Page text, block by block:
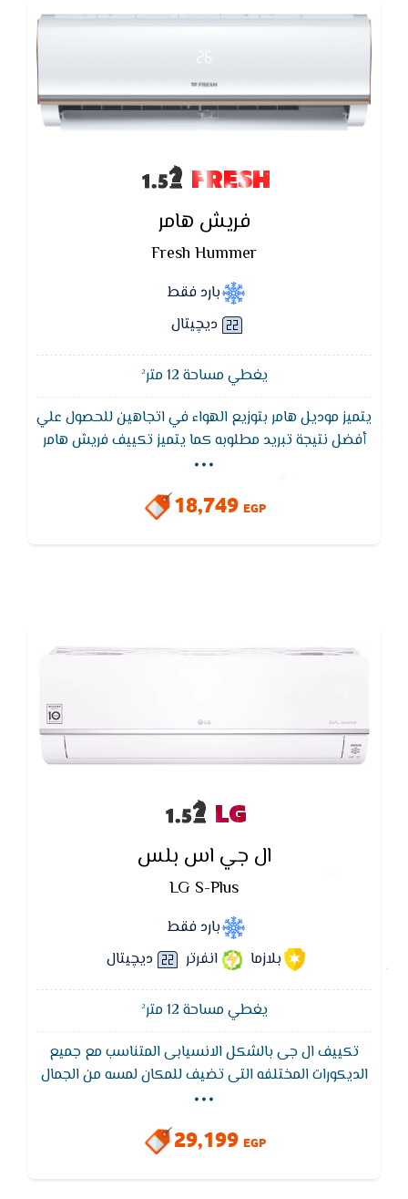
FRESH
فريش هامر
Fresh Hummer
بارد فقط
ديچيتال
يغطي مساحة 12 متر²
يتميز موديل هامر بتوزيع الهواء في اتجاهين للحصول علي
أفضل نتيجة تبريد مطلوبه كما يتميز تكييف فريش هامر
بضمان 5 سنوات من مصنع فريش,خاصية التشغيل
التيار الكهربائى و لكن هذا يحدث أذا كان التكييف يعمل
...
18,749 EGP
LG
ال جي اس بلس
LG S-Plus
بارد فقط
بلازما
انفرتر ديچيتال
يغطي مساحة 12 متر²
تكييف ال جى بالشكل الانسيابى المتناسب مع جميع
الديكورات المختلفه التى تضيف للمكان لمسه من الجمال
,يتميز تكييف ال جي بفلاتر منقية للاتربة والتى تعمل
ملوثات
...
29,199 EGP